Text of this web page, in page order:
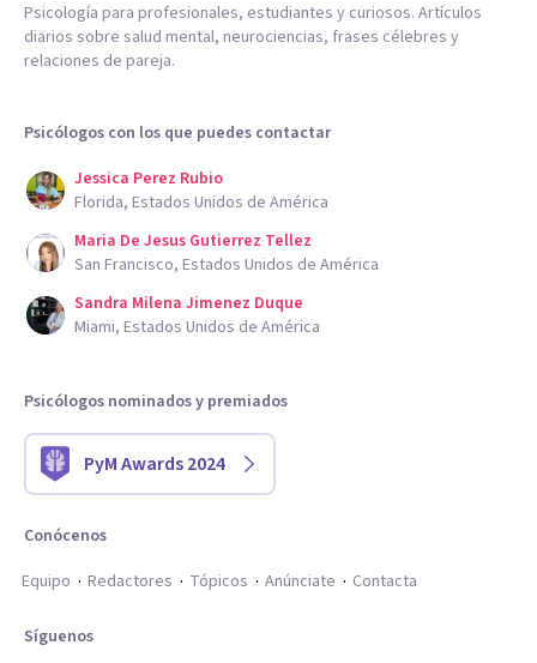
Psicología para profesionales, estudiantes y curiosos. Artículos
diarios sobre salud mental, neurociencias, frases célebres y
relaciones de pareja.
Psicólogos con los que puedes contactar
Jessica Perez Rubio
Florida, Estados Unidos de América
Maria De Jesus Gutierrez Tellez
San Francisco, Estados Unidos de América
Sandra Milena Jimenez Duque
Miami, Estados Unidos de América
Psicólogos nominados y premiados
PyM Awards 2024
Conócenos
Equipo
Redactores Tópicos Anúnciate Contacta
Síguenos